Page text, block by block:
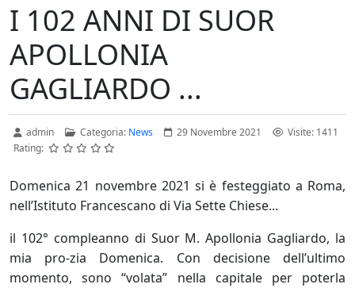
I 102 ANNI DI SUOR
APOLLONIA
GAGLIARDO ...
admin Categoria: News 29 Novembre 2021
Visite: 1411
Rating:
Domenica 21 novembre 2021 si è festeggiato a Roma,
nell’Istituto Francescano di Via Sette Chiese...
il 102° compleanno di Suor M. Apollonia Gagliardo, la
mia pro-zia Domenica. Con decisione dell’ultimo
momento, sono “volata” nella capitale per poterla